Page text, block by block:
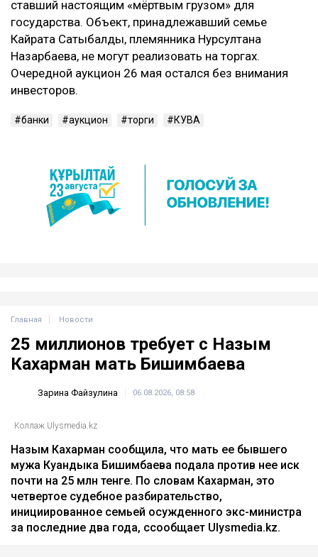
ставший настоящим «мёртвым грузом» для
государства. Объект, принадлежавший семье
Кайрата Сатыбалды, племянника Нурсултана
Назарбаева, не могут реализовать на торгах.
Очередной аукцион 26 мая остался без внимания
инвесторов.
банки аукцион торги КУВА